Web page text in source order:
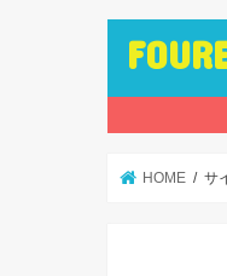
HOME サ